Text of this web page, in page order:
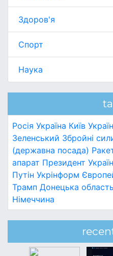
Здоров'я
Спорт
Наука
Росія Україна Київ
Зеленський Збройні
(державна посада)
апарат Президент
Путін Укрінформ
Трамп Донецька область
Німеччина